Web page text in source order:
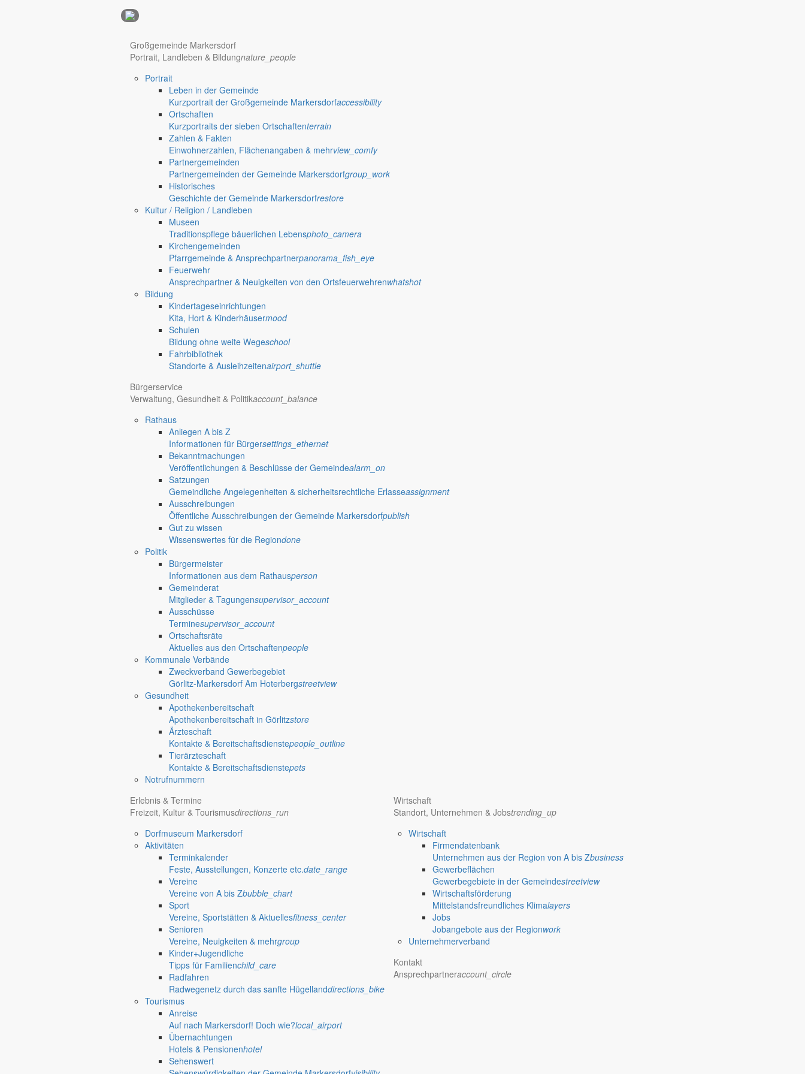
Hotel Nürnberg
Regional werben auf markersdorf.de! anzeigen@gemeinde-markersdorf.de
Großgemeinde Markersdorf
Portrait, Landleben & Bildungnature_people
Portrait
Leben in der Gemeinde
Kurzportrait der Großgemeinde Markersdorfaccessibility
Ortschaften
Kurzportraits der sieben Ortschaftenterrain
Zahlen & Fakten
Einwohnerzahlen, Flächenangaben & mehrview_comfy
Partnergemeinden
Partnergemeinden der Gemeinde Markersdorfgroup_work
Historisches
Geschichte der Gemeinde Markersdorfrestore
Kultur / Religion / Landleben
Museen
Traditionspflege bäuerlichen Lebensphoto_camera
Kirchengemeinden
Pfarrgemeinde & Ansprechpartnerpanorama_fish_eye
Feuerwehr
Ansprechpartner & Neuigkeiten von den Ortsfeuerwehrenwhatshot
Bildung
Kindertageseinrichtungen
Kita, Hort & Kinderhäusermood
Schulen
Bildung ohne weite Wegeschool
Fahrbibliothek
Standorte & Ausleihzeitenairport_shuttle
Bürgerservice
Verwaltung, Gesundheit & Politikaccount_balance
Rathaus
Anliegen A bis Z
Informationen für Bürgersettings_ethernet
Bekanntmachungen
Veröffentlichungen & Beschlüsse der Gemeindealarm_on
Satzungen
Gemeindliche Angelegenheiten & sicherheitsrechtliche Erlasseassignment
Ausschreibungen
Öffentliche Ausschreibungen der Gemeinde Markersdorfpublish
Gut zu wissen
Wissenswertes für die Regiondone
Politik
Bürgermeister
Informationen aus dem Rathausperson
Gemeinderat
Mitglieder & Tagungensupervisor_account
Ausschüsse
Terminesupervisor_account
Ortschaftsräte
Aktuelles aus den Ortschaftenpeople
Kommunale Verbände
Zweckverband Gewerbegebiet
Görlitz-Markersdorf Am Hoterbergstreetview
Gesundheit
Apothekenbereitschaft
Apothekenbereitschaft in Görlitzstore
Ärzteschaft
Kontakte & Bereitschaftsdienstepeople_outline
Tierärzteschaft
Kontakte & Bereitschaftsdienstepets
Notrufnummern
Erlebnis & Termine
Freizeit, Kultur & Tourismusdirections_run
Dorfmuseum Markersdorf
Aktivitäten
Terminkalender
Feste, Ausstellungen, Konzerte etc.date_range
Vereine
Vereine von A bis Zbubble_chart
Sport
Vereine, Sportstätten & Aktuellesfitness_center
Senioren
Vereine, Neuigkeiten & mehrgroup
Kinder+Jugendliche
Tipps für Familienchild_care
Radfahren
Radwegenetz durch das sanfte Hügellanddirections_bike
Tourismus
Anreise
Auf nach Markersdorf! Doch wie?local_airport
Übernachtungen
Hotels & Pensionenhotel
Sehenswert
Wirtschaft
Standort, Unternehmen & Jobstrending_up
Wirtschaft
Firmendatenbank
Unternehmen aus der Region von A bis Zbusiness
Gewerbeflächen
Gewerbegebiete in der Gemeindestreetview
Wirtschaftsförderung
Mittelstandsfreundliches Klimalayers
Jobs
Jobangebote aus der Regionwork
Unternehmerverband
Kontakt
Ansprechpartneraccount_circle
Deutsch-Paulsdorf
Jauernick-Buschbach
Früher musste man wegen jeder Angelegenheit “uff de Gemeende”, heute stellt das Rathaus Markersdorf viele Informationen online bereit. Ansprechpartner, Öffnungszeiten und Informationen zu
unterschiedlichen Anliegen finden Sie hier ebenso wie die Wiedergabe von Veröffentlichungen, die amtlich im “Schöpsboten – Dorfzeitung & Amtsblatt” erfolgt sind.
In der Rubrik “Rathaus” geht der Blick etwas weiter über die Markersdorfer Kirchtürme hinaus und Belange der Region und des Lebens im ländlichen Raum werden aufgegriffen.
Reichen Sie gern Vorschläge ein, was unter “Anliegen von A bis Z” noch aufgenommen werden sollte!
Bekanntmachungen
Informationen
Öffnungszeiten RathausGemeindeverwaltung Markersdorf
08:30 – 11:30 Uhr und 14:00 – 18:00 Uhr
08:30 – 11:30 Uhr und 14:00 – 17:00 Uhr
Außerhalb der Öffnungszeiten können Termine vereinbart werden.
E-Mail: sekretariat@gemeinde-markersdorf.de
Aktuelles aus dem Rathaus